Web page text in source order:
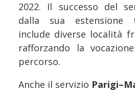
2022. Il successo del
dalla sua estensione
include diverse località
rafforzando la
percorso.
Anche il servizio